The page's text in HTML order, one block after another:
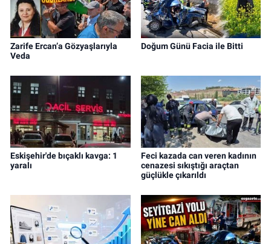
Zarife Ercan’a Gözyaşlarıyla
Veda
Doğum Günü Facia ile Bitti
Eskişehir'de bıçaklı kavga: 1
yaralı
Feci kazada can veren kadının
cenazesi sıkıştığı araçtan
güçlükle çıkarıldı